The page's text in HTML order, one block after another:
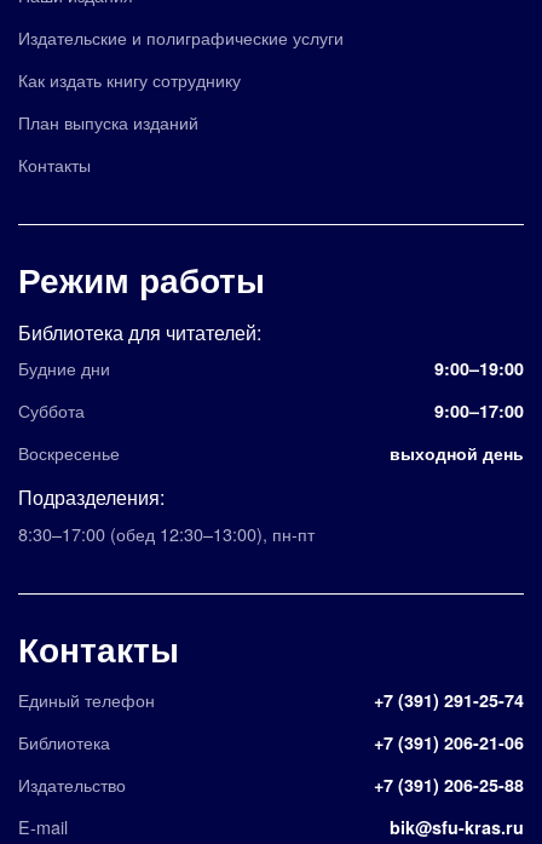
Издательские и полиграфические услуги
Как издать книгу сотруднику
План выпуска изданий
Контакты
Режим работы
Библиотека для читателей:
Будние дни 9:00–19:00
Суббота 9:00–17:00
Воскресенье выходной день
Подразделения:
8:30–17:00 (обед 12:30–13:00), пн-пт
Контакты
Единый телефон +7 (391) 291-25-74
Библиотека +7 (391) 206-21-06
Издательство +7 (391) 206-25-88
E-mail bik@sfu-kras.ru